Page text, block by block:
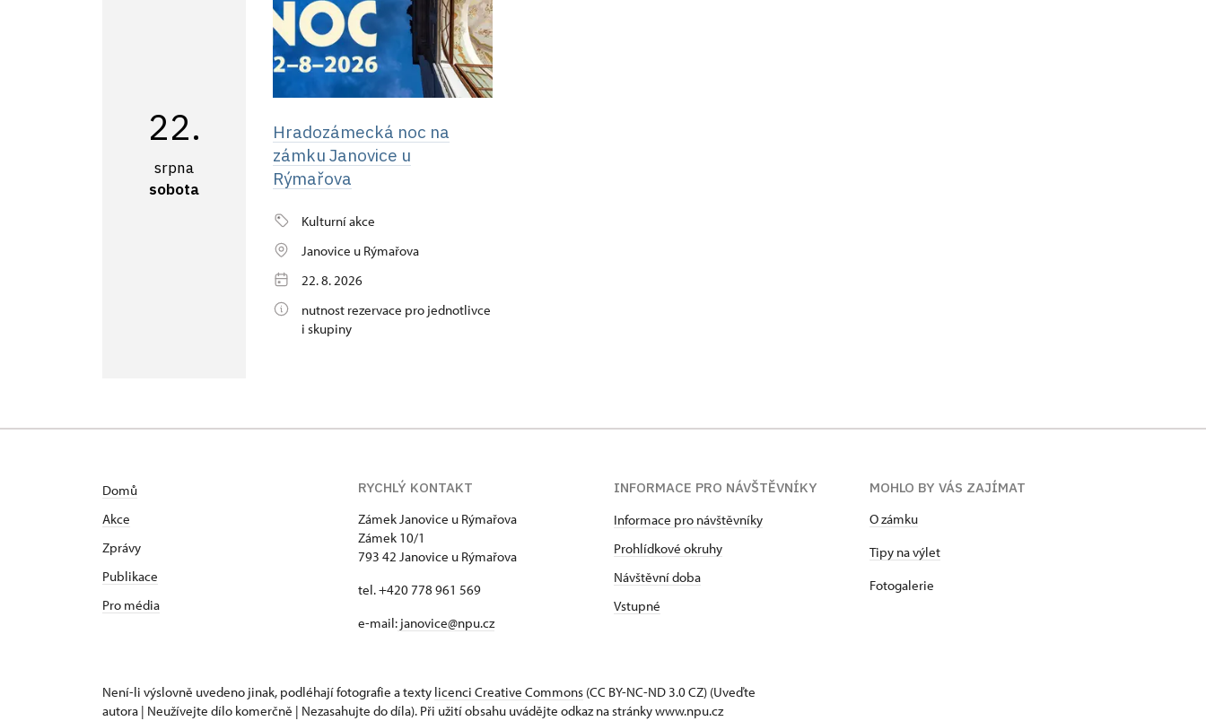
22.
srpna
sobota
Hradozámecká noc na
zámku Janovice u
Rýmařova
Kulturní akce
Janovice u Rýmařova
22. 8. 2026
nutnost rezervace pro jednotlivce
i skupiny
Domů
Akce
Zprávy
Publikace
Pro média
RYCHLÝ KONTAKT
Zámek Janovice u Rýmařova
Zámek 10/1
793 42 Janovice u Rýmařova
tel. +420 778 961 569
e-mail: janovice@npu.cz
INFORMACE PRO NÁVŠTĚVNÍKY
Informace pro návštěvníky
Prohlídkové okruhy
Návštěvní doba
Vstupné
MOHLO BY VÁS ZAJÍMAT
O zámku
Tipy na výlet
Fotogalerie
Není-li výslovně uvedeno jinak, podléhají fotografie a texty licenci Creative Commons (CC BY-NC-ND 3.0 CZ) (Uveďte
autora | Neužívejte dílo komerčně | Nezasahujte do díla). Při užití obsahu uvádějte odkaz na stránky www.npu.cz